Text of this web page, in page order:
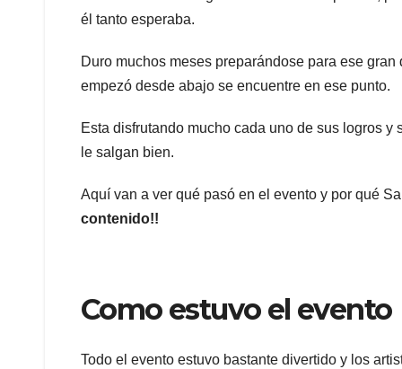
él tanto esperaba.
Duro muchos meses preparándose para ese
empezó desde abajo se encuentre en ese punto.
Esta disfrutando mucho cada uno de sus logros
le salgan bien.
Aquí van a ver qué pasó en el evento y por qué
contenido!!
Como estuvo el evento
Todo el evento estuvo bastante divertido y los